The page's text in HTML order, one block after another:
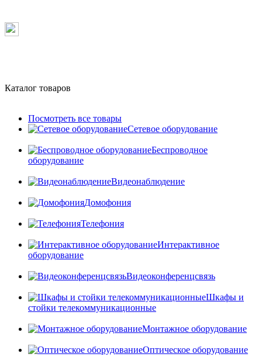
Каталог товаров
Посмотреть все товары
Сетевое оборудование
Беспроводное
оборудование
Видеонаблюдение
Домофония
Телефония
Интерактивное
оборудование
Видеоконференцсвязь
Шкафы и
стойки телекоммуникационные
Монтажное оборудование
Оптическое оборудование